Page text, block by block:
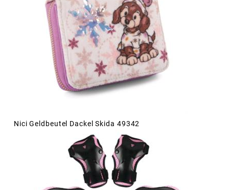
Nici Geldbeutel Dackel Skida 49342